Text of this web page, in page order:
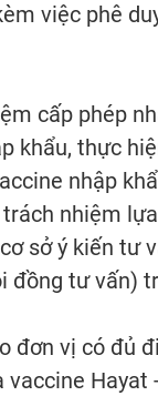
việc phê
cấp phép
khẩu, thực
nhập
nhiệm
sở ý kiến tư
đồng tư vấn)
đơn vị có đủ